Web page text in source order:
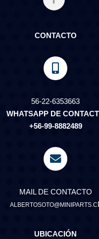
CONTACTO
56-22-6353663
WHATSAPP DE
+56-99-8882489
MAIL DE CONTACTO
ALBERTOSOTO@MINIPARTS.C
UBICACIÓN